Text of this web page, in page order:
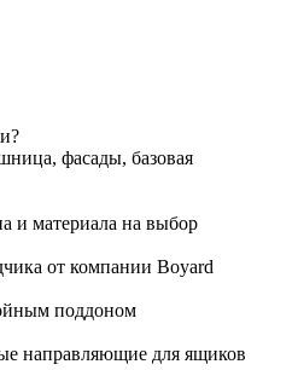
фасады, базовая
и материала на выбор
от компании Boyard
поддоном
направляющие для ящиков